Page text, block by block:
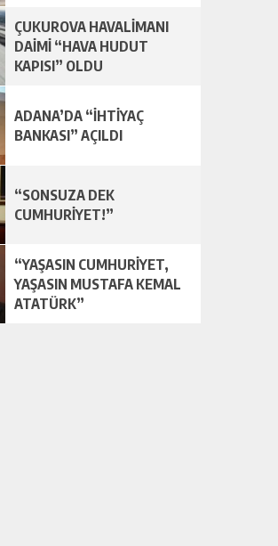
ÇUKUROVA HAVALİMANI
DAİMİ “HAVA HUDUT
KAPISI” OLDU
ADANA’DA “İHTİYAÇ
BANKASI” AÇILDI
“SONSUZA DEK
CUMHURİYET!”
“YAŞASIN CUMHURİYET,
YAŞASIN MUSTAFA KEMAL
ATATÜRK”